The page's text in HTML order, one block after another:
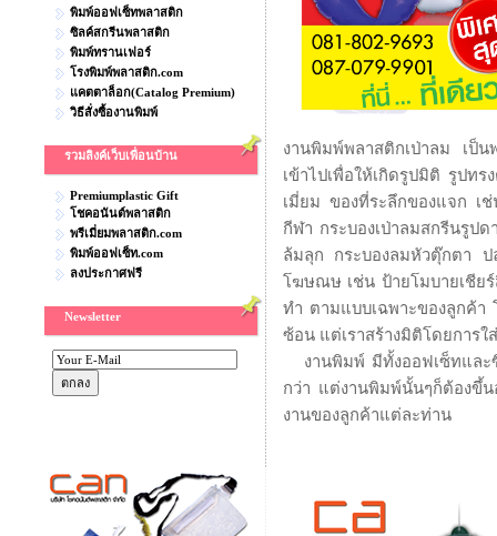
พิมพ์ออฟเซ็ทพลาสติก
ซิลค์สกรีนพลาสติก
พิมพ์ทรานเฟอร์
โรงพิมพ์พลาสติก.com
แคตตาล็อก(Catalog Premium)
วิธีสั่งซื้องานพิมพ์
รวมลิงค์เว็บเพื่อนบ้าน
Premiumplastic Gift
โชคอนันต์พลาสติก
พรีเมี่ยมพลาสติก.com
พิมพ์ออฟเซ็ท.com
ลงประกาศฟรี
Newsletter
งานพิมพ์พลาสติกเป่าลม เป็
เข้าไปเพื่อให้เกิดรูปมิติ รูปท
เมี่ยม ของที่ระลึกของแจก เ
กีฬา กระบองเป่าลมสกรีนรูป
ล้มลุก กระบองลมหัวตุ๊กตา ปล
โฆษณษ เช่น ป้ายโมบายเชีย
ทำ ตามแบบเฉพาะของลูกค้
ซ้อน แต่เราสร้างมิติโดยการ
งานพิมพ์ มีทั้งออฟเซ็ทและ
กว่า แต่งานพิมพ์นั้นๆก็ต้องขึ้น
งานของลูกค้าแต่ละท่าน